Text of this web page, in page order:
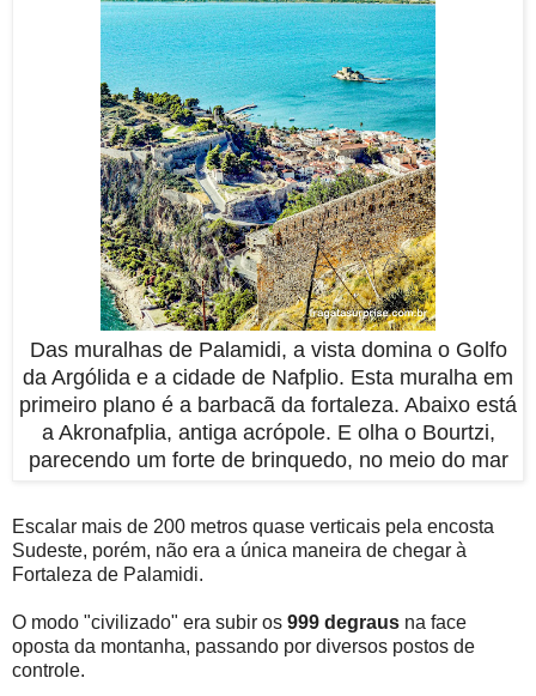
Das muralhas de Palamidi, a vista domina o Golfo
da Argólida e a cidade de Nafplio. Esta muralha em
primeiro plano é a barbacã da fortaleza. Abaixo está
a Akronafplia, antiga acrópole. E olha o Bourtzi,
parecendo um forte de brinquedo, no meio do mar
Escalar mais de 200 metros quase verticais pela encosta
Sudeste, porém, não era a única maneira de chegar à
Fortaleza de Palamidi.
O modo "civilizado" era subir os 999 degraus na face
oposta da montanha, passando por diversos postos de
controle.